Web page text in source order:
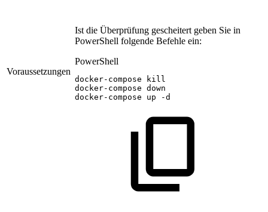
Voraussetzungen
Ist die Überprüfung gescheitert geben Sie in
PowerShell folgende Befehle ein:
PowerShell
docker-compose
kill
docker-compose down
docker-compose
up -d